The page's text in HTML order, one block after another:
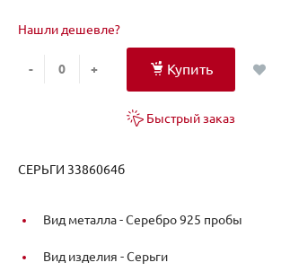
Нашли дешевле?
- + Купить
Быстрый заказ
СЕРЬГИ 3386064б
Вид металла -Серебро 925 пробы
Вид изделия -Серьги